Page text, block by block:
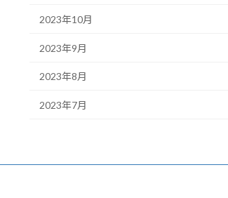
2023年10月
2023年9月
2023年8月
2023年7月